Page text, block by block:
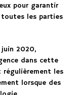
pour garantir
les parties
juin 2020,
dans cette
les
lorsque des